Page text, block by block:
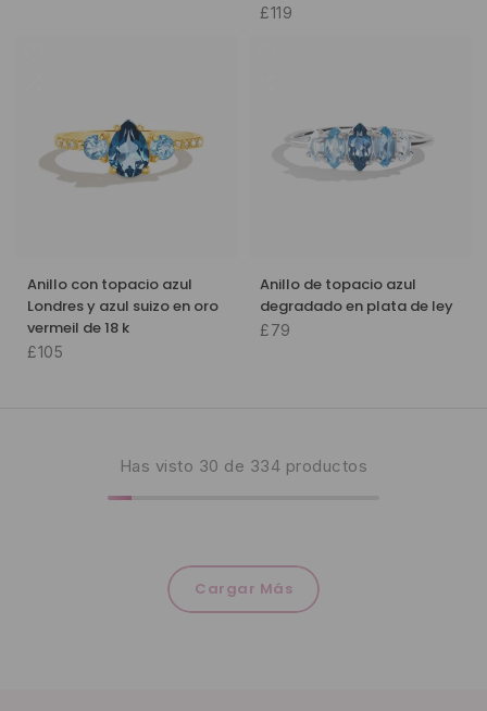
£119
Anillo con topacio azul
Londres y azul suizo en oro
vermeil de 18 k
£105
Anillo de topacio azul
degradado en plata de ley
£79
Has visto 30 de 334 productos
Cargar Más